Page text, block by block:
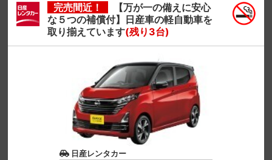
完売間近！
【万が一の備えに安心
な５つの補償付】日産車の軽自動車を
取り揃えています(残り3台)
日産レンタカー